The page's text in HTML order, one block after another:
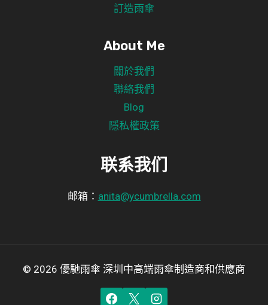
訂造雨傘
About Me
關於我們
聯絡我們
Blog
隱私權政策
联系我们
邮箱： anita@ycumbrella.com
© 2026 優馳雨傘 深圳中高端雨傘制造商和供應商